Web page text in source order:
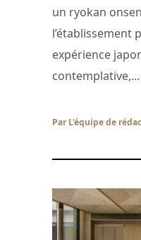
un ryokan
l’établissement
expérience
contemplative,...
Par L'équipe de